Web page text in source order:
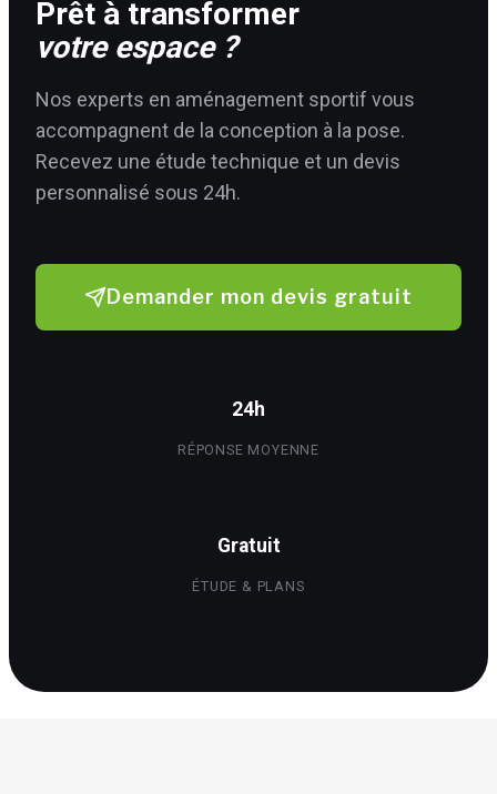
Prêt à transformer
votre espace ?
Nos experts en aménagement sportif vous
accompagnent de la conception à la pose.
Recevez une étude technique et un devis
personnalisé sous 24h.
Demander mon devis gratuit
24h
RÉPONSE MOYENNE
Gratuit
ÉTUDE & PLANS